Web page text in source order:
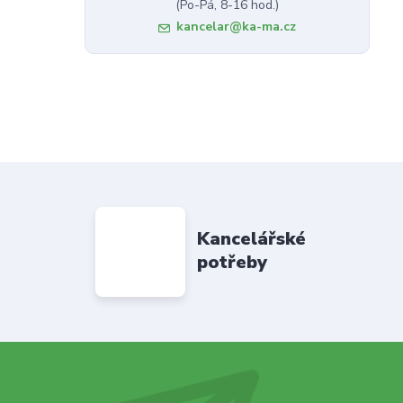
(Po-Pá, 8-16 hod.)
kancelar@ka-ma.cz
Kancelářské
potřeby